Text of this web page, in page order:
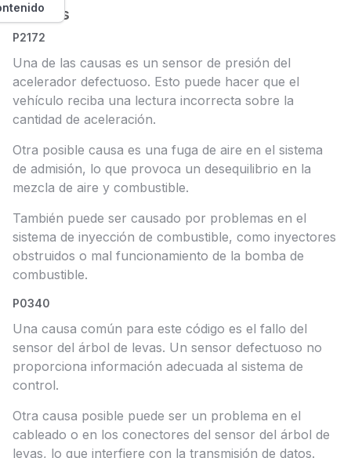
Causas
P2172
Una de las causas es un sensor de presión del
acelerador defectuoso. Esto puede hacer que el
vehículo reciba una lectura incorrecta sobre la
cantidad de aceleración.
Otra posible causa es una fuga de aire en el sistema
de admisión, lo que provoca un desequilibrio en la
mezcla de aire y combustible.
También puede ser causado por problemas en el
sistema de inyección de combustible, como inyectores
obstruidos o mal funcionamiento de la bomba de
combustible.
P0340
Una causa común para este código es el fallo del
sensor del árbol de levas. Un sensor defectuoso no
proporciona información adecuada al sistema de
control.
Otra causa posible puede ser un problema en el
cableado o en los conectores del sensor del árbol de
levas, lo que interfiere con la transmisión de datos.